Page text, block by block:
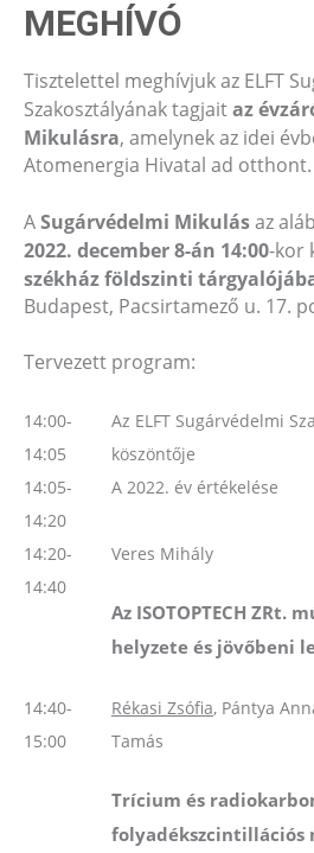
MEGHÍVÓ
Tisztelettel meghívjuk az ELFT
Szakosztályának tagjaitaz
Mikulásra, amelynek az idei
Atomenergia Hivatal ad otthont.
ASugárvédelmi Mikulásaz
2022. december 8-án 14:00-kor
székház földszinti
Budapest, Pacsirtamező u. 17.
Tervezett program:
14:00-
14:05
Az ELFT Sugárvédelmi
köszöntője
14:05-
14:20
A 2022. év értékelése
14:20-
14:40
Veres Mihály
Az ISOTOPTECH ZRt.
helyzete és jövőbeni
14:40-
15:00
Rékasi Zsófia, Pántya
Tamás
Trícium és
folyadékszcintillációs